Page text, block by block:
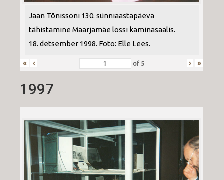
Jaan Tõnissoni 130. sünniaastapäeva
tähistamine Maarjamäe lossi kaminasaalis.
18. detsember 1998. Foto: Elle Lees.
« ‹ of 5 › »
1997